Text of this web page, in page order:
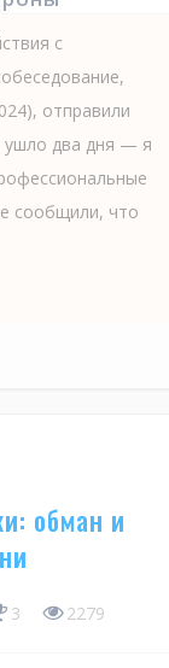
с
отправили
ушло два дня — я
сообщили, что
обман и
3 2279